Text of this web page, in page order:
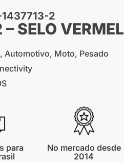
1437713-2
SELO
, Automotivo, Moto, Pesado
para
No mercado desde
2014